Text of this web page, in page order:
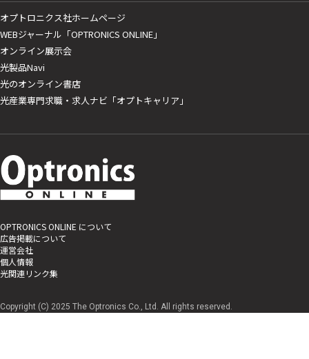
オプトロニクス社ホームページ
WEBジャーナル「OPTRONICS ONLINE」
オンライン展示会
光製品Navi
光のオンライン書店
光産業専門求職・求人ナビ「オプトキャリア」
OPTRONICS ONLINE について
広告掲載について
運営会社
個人情報
光関連リンク集
Copyright (C) 2025 The Optronics Co., Ltd. All rights reserved.